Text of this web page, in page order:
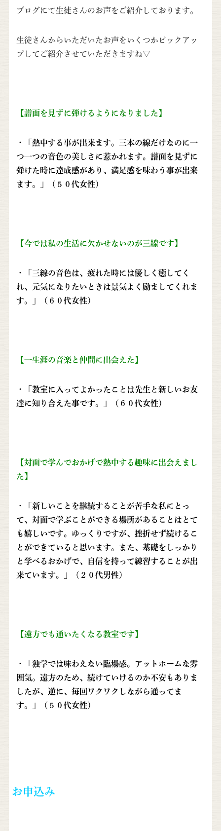
ブログにて生徒さんのお声をご紹介しております。
生徒さんからいただいたお声をいくつかピックアッ
プしてご紹介させていただきますね▽
【譜面を見ずに弾けるようになりました】
・「熱中する事が出来ます。三本の線だけなのに一
つ一つの音色の美しさに惹かれます。譜面を見ずに
弾けた時に達成感があり、満足感を味わう事が出来
ます。」（５０代女性）
【今では私の生活に欠かせないのが三線です】
・「三線の音色は、疲れた時には優しく癒してく
れ、元気になりたいときは景気よく励ましてくれま
す。」（６０代女性）
【一生涯の音楽と仲間に出会えた】
・「教室に入ってよかったことは先生と新しいお友
達に知り合えた事です。」（６０代女性）
【対面で学んでおかげで熱中する趣味に出会えまし
た】
・「新しいことを継続することが苦手な私にとっ
て、対面で学ぶことができる場所があることはとて
も嬉しいです。ゆっくりですが、挫折せず続けるこ
とができていると思います。また、基礎をしっかり
と学べるおかげで、自信を持って練習することが出
来ています。」（２０代男性）
【遠方でも通いたくなる教室です】
・「独学では味わえない臨場感。アットホームな雰
囲気。遠方のため、続けていけるのか不安もありま
したが、逆に、毎回ワクワクしながら通ってま
す。」（５０代女性）
お申込み